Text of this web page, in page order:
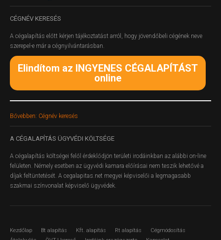
CÉGNÉV KERESÉS
A cégalapítás előtt kérjen tájékoztatást arról, hogy jövendőbeli cégének neve
szerepel-e már a cégnyilvántarásban.
Elindítom az INGYENES CÉGALAPÍTÁST
online
Bővebben: Cégnév keresés
A CÉGALAPÍTÁS ÜGYVÉDI KÖLTSÉGE
A cégalapítás költségei felől érdeklődjön területi irodáinkban az alábbi on-line
felületen. Némely esetben az ügyvédi kamara előírásai nem teszik lehetővé a
díjak feltüntetését. A cegalapitas.net megyei képviselői a legmagasabb
szakmai színvonalat képviselő ügyvédek.
Kezdőlap Bt alapítás Kft. alapítás Rt alapítás
Cégmódosítás